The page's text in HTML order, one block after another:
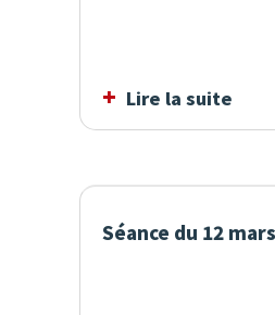
Lire la suite
Séance du 12